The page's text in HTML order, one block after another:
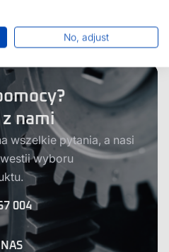
nami
wszelkie pytania, a nasi
wyboru
004
No, adjust